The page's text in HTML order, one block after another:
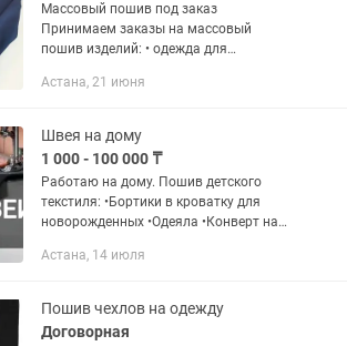
Массовый пошив под заказ
Принимаем заказы на массовый
пошив изделий: • одежда для
для спортивных секций • чехлы для
образцу или...
Астана, 21 июня
Швея на дому
1 000 - 100 000 ₸
Работаю на дому. Пошив детского
текстиля: •Бортики в кроватку для
новорожденных •Одеяла •Конверт на
подушки-обнимашки, подушки-игрушки
Астана, 14 июля
Пошив чехлов на одежду
Договорная